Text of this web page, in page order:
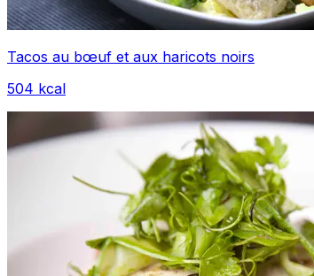
Tacos au bœuf et aux haricots noirs
504 kcal